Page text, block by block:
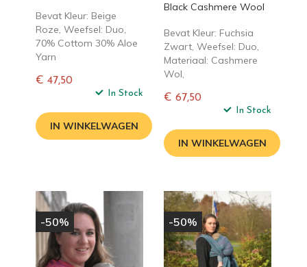
Bevat Kleur: Beige
Roze, Weefsel: Duo,
70% Cottom 30% Aloe
Yarn
€ 47,50
In Stock
IN WINKELWAGEN
Black Cashmere Wool
Bevat Kleur: Fuchsia
Zwart, Weefsel: Duo,
Materiaal: Cashmere
Wol,
€ 67,50
In Stock
IN WINKELWAGEN
-50% -50%